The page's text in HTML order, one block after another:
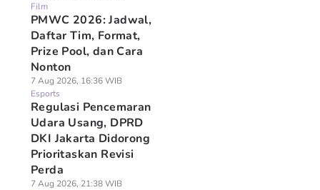
Film
PMWC 2026: Jadwal,
Daftar Tim, Format,
Prize Pool, dan Cara
Nonton
7 Aug 2026, 16:36 WIB
Esports
Regulasi Pencemaran
Udara Usang, DPRD
DKI Jakarta Didorong
Prioritaskan Revisi
Perda
7 Aug 2026, 21:38 WIB